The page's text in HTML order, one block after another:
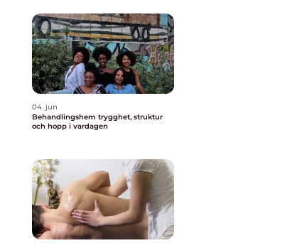
04. jun
Behandlingshem trygghet, struktur
och hopp i vardagen